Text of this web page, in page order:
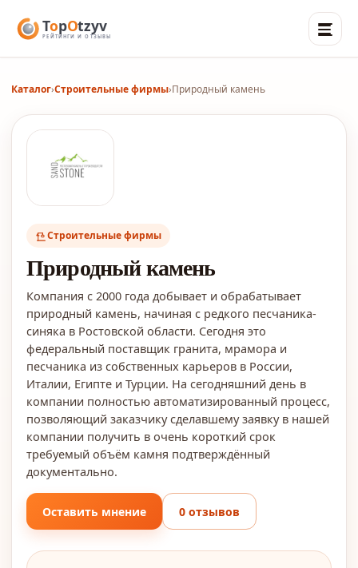
Каталог›Строительные фирмы›Природный камень
Строительные фирмы
Природный камень
Компания с 2000 года добывает и обрабатывает
природный камень, начиная с редкого песчаника-
синяка в Ростовской области. Сегодня это
федеральный поставщик гранита, мрамора и
песчаника из собственных карьеров в России,
Италии, Египте и Турции. На сегодняшний день в
компании полностью автоматизированный процесс,
позволяющий заказчику сделавшему заявку в нашей
компании получить в очень короткий срок
требуемый объём камня подтверждённый
документально.
Оставить мнение 0 отзывов